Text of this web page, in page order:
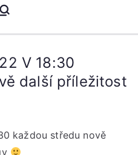
V 18:30
další příležitost
každou středu nově